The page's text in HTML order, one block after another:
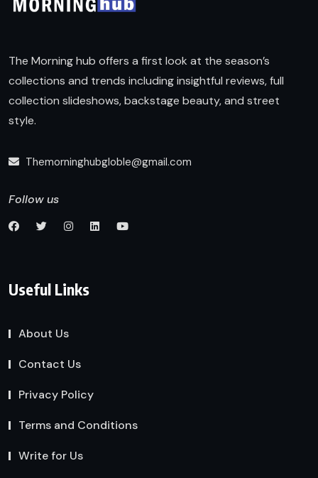
The Morning hub offers a first look at the season’s
collections and trends including insightful reviews, full
collection slideshows, backstage beauty, and street
style.
Themorninghubgloble@gmail.com
Follow us
Useful Links
About Us
Contact Us
Privacy Policy
Terms and Conditions
Write for Us